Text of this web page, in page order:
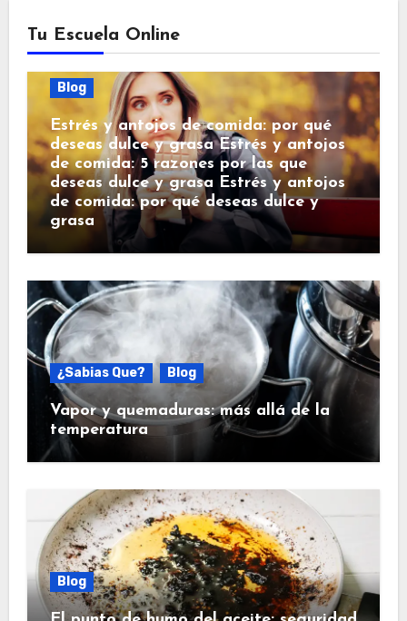
Tu Escuela Online
Blog
Estrés y antojos de comida: por qué
deseas dulce y grasa Estrés y antojos
de comida: 5 razones por las que
deseas dulce y grasa Estrés y antojos
de comida: por qué deseas dulce y
grasa
¿Sabias Que? Blog
Vapor y quemaduras: más allá de la
temperatura
Blog